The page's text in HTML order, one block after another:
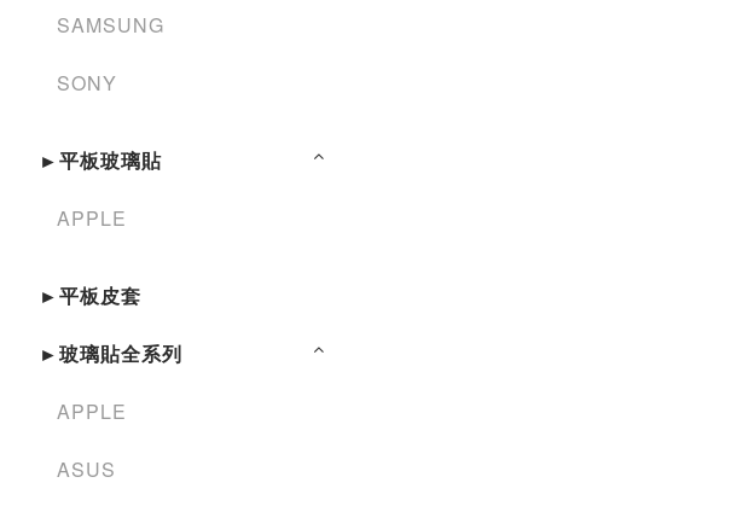
SAMSUNG
SONY
►平板玻璃貼
APPLE
►平板皮套
►玻璃貼全系列
APPLE
ASUS